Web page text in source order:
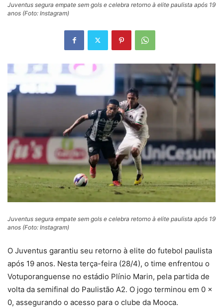
Juventus segura empate sem gols e celebra retorno à elite paulista após 19
anos (Foto: Instagram)
Juventus segura empate sem gols e celebra retorno à elite paulista após 19
anos (Foto: Instagram)
O Juventus garantiu seu retorno à elite do futebol paulista
após 19 anos. Nesta terça-feira (28/4), o time enfrentou o
Votuporanguense no estádio Plínio Marin, pela partida de
volta da semifinal do Paulistão A2. O jogo terminou em 0 x
0, assegurando o acesso para o clube da Mooca.